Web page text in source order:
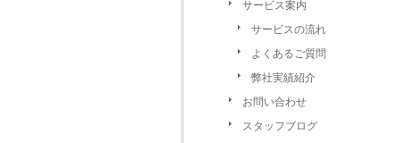
サービス案内
サービスの流れ
よくあるご質問
弊社実績紹介
お問い合わせ
スタッフブログ